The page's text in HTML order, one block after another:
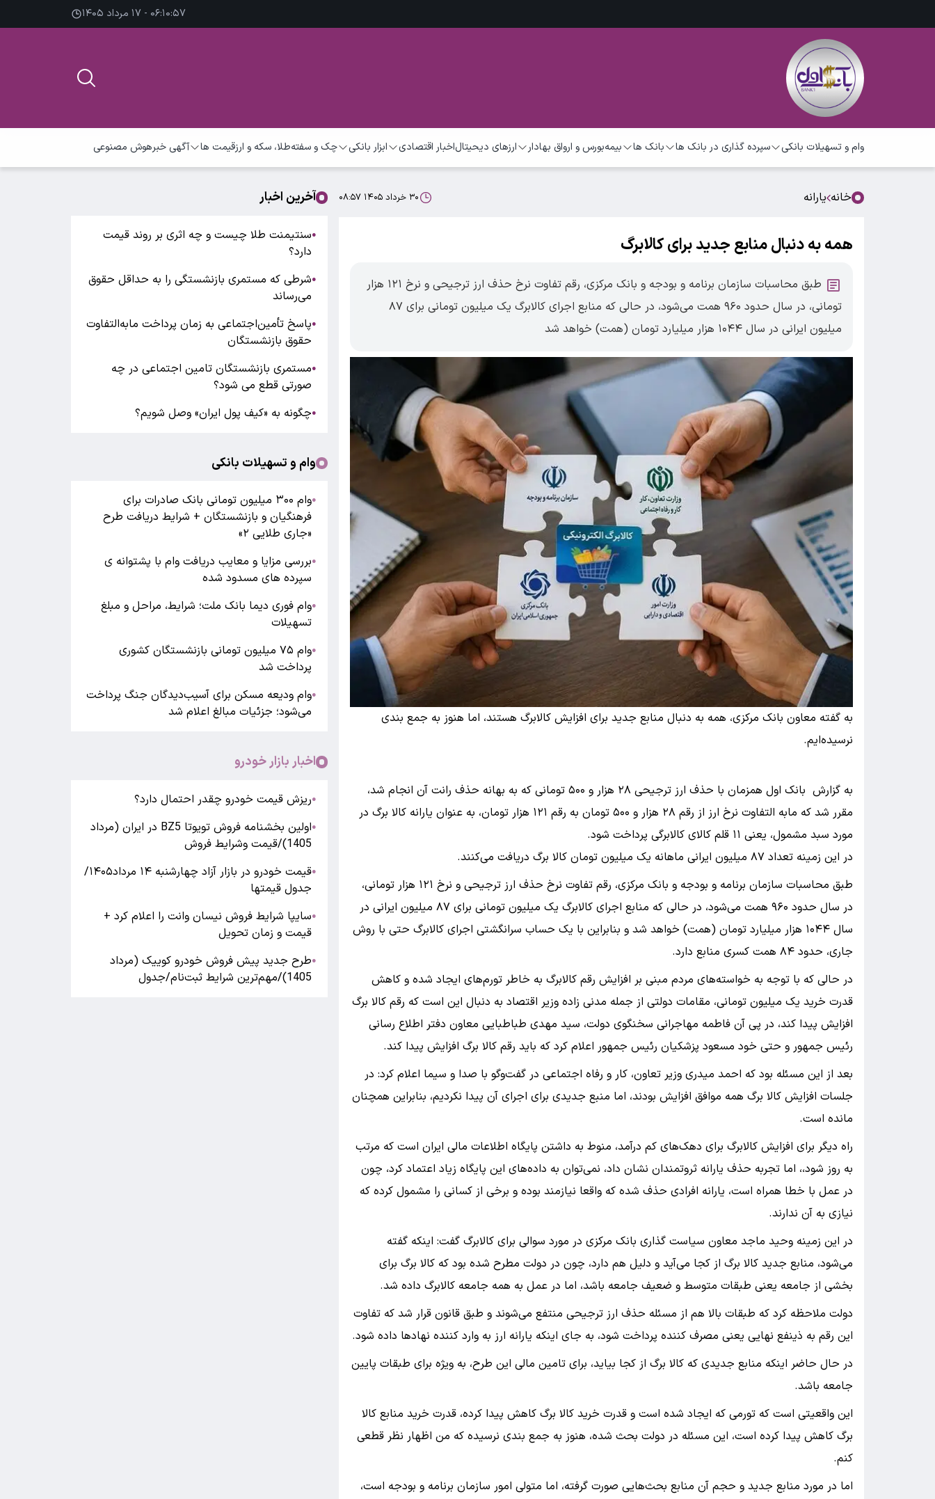
۰۶:۱۰:۵۸ - ۱۷ مرداد ۱۴۰۵
وام و تسهیلات بانکی سپرده گذاری در بانک ها بانک ها بیمهبورس و ارواق بهادار ارزهای دیحیتالاخبار اقتصادی ابزار بانکی چک و سفتهطلا، سکه و ارزقیمت ها آگهی خبرهوش مصنوعی
خانه یارانه ۳۰ خرداد ۱۴۰۵ ۰۸:۵۷
همه به دنبال منابع جدید برای کالابرگ
طبق محاسبات سازمان برنامه و بودجه و بانک مرکزی، رقم تفاوت نرخ حذف ارز ترجیحی و نرخ ۱۲۱ هزار
تومانی، در سال حدود ۹۶۰ همت می‌شود، در حالی که منابع اجرای کالابرگ یک میلیون تومانی برای ۸۷
میلیون ایرانی در سال ۱۰۴۴ هزار میلیارد تومان (همت) خواهد شد
به گفته معاون بانک مرکزی، همه به دنبال منابع جدید برای افزایش کالابرگ هستند، اما هنوز به جمع بندی
نرسیده‌ایم.
به گزارش بانک اول همزمان با حذف ارز ترجیحی ۲۸ هزار و ۵۰۰ تومانی که به بهانه حذف رانت آن انجام شد،
مقرر شد که مابه التفاوت نرخ ارز از رقم ۲۸ هزار و ۵۰۰ تومان به رقم ۱۲۱ هزار تومان، به عنوان یارانه کالا برگ در
مورد سبد مشمول، یعنی ۱۱ قلم کالای کالابرگی پرداخت شود.
در این زمینه تعداد ۸۷ میلیون ایرانی ماهانه یک میلیون تومان کالا برگ دریافت می‌کنند.
طبق محاسبات سازمان برنامه و بودجه و بانک مرکزی، رقم تفاوت نرخ حذف ارز ترجیحی و نرخ ۱۲۱ هزار تومانی،
در سال حدود ۹۶۰ همت می‌شود، در حالی که منابع اجرای کالابرگ یک میلیون تومانی برای ۸۷ میلیون ایرانی در
سال ۱۰۴۴ هزار میلیارد تومان (همت) خواهد شد و بنابراین با یک حساب سرانگشتی اجرای کالابرگ حتی با روش
جاری، حدود ۸۴ همت کسری منابع دارد.
در حالی که با توجه به خواسته‌های مردم مبنی بر افزایش رقم کالابرگ به خاطر تورم‌های ایجاد شده و کاهش
قدرت خرید یک میلیون تومانی، مقامات دولتی از جمله مدنی زاده وزیر اقتصاد به دنبال این است که رقم کالا برگ
افزایش پیدا کند، در پی آن فاطمه مهاجرانی سخنگوی دولت، سید مهدی طباطبایی معاون دفتر اطلاع رسانی
رئیس جمهور و حتی خود مسعود پزشکیان رئیس جمهور اعلام کرد که باید رقم کالا برگ افزایش پیدا کند.
بعد از این مسئله بود که احمد میدری وزیر تعاون، کار و رفاه اجتماعی در گفت‌و‌گو با صدا و سیما اعلام کرد: در
جلسات افزایش کالا برگ همه موافق افزایش بودند، اما منبع جدیدی برای اجرای آن پیدا نکردیم، بنابراین همچنان
مانده است.
راه دیگر برای افزایش کالابرگ برای دهک‌های کم درآمد، منوط به داشتن پایگاه اطلاعات مالی ایران است که مرتب
به روز شود،، اما تجربه حذف یارانه ثروتمندان نشان داد، نمی‌توان به داده‌های این پایگاه زیاد اعتماد کرد، چون
در عمل با خطا همراه است، یارانه افرادی حذف شده که واقعا نیازمند بوده و برخی از کسانی را مشمول کرده که
نیازی به آن ندارند.
در این زمینه وحید ماجد معاون سیاست گذاری بانک مرکزی در مورد سوالی برای کالابرگ گفت: اینکه گفته
می‌شود، منابع جدید کالا برگ از کجا می‌آید و دلیل هم دارد، چون در دولت مطرح شده بود که کالا برگ برای
بخشی از جامعه یعنی طبقات متوسط و ضعیف جامعه باشد، اما در عمل به همه جامعه کالابرگ داده شد.
دولت ملاحظه کرد که طبقات بالا هم از مسئله حذف ارز ترجیحی منتفع می‌شوند و طبق قانون قرار شد که تفاوت
این رقم به ذینفع نهایی یعنی مصرف کننده پرداخت شود، به جای اینکه یارانه ارز به وارد کننده نهاد‌ها داده شود.
در حال حاضر اینکه منابع جدیدی که کالا برگ از کجا بیاید، برای تامین مالی این طرح، به ویژه برای طبقات پایین
جامعه باشد.
این واقعیتی است که تورمی که ایجاد شده است و قدرت خرید کالا برگ کاهش پیدا کرده، قدرت خرید منابع کالا
برگ کاهش پیدا کرده است، این مسئله در دولت بحث شده، هنوز به جمع بندی نرسیده که من اظهار نظر قطعی
کنم.
اما در مورد منابع جدید و حجم آن منابع بحث‌هایی صورت گرفته، اما متولی امور سازمان برنامه و بودجه است،
آخرین اخبار
●سنتیمنت طلا چیست و چه اثری بر روند قیمت
دارد؟
●شرطی که مستمری بازنشستگی را به حداقل حقوق
می‌رساند
●پاسخ تأمین‌اجتماعی به زمان پرداخت مابه‌التفاوت
حقوق بازنشستگان
●مستمری بازنشستگان تامین اجتماعی در چه
صورتی قطع می شود؟
●چگونه به «کیف پول ایران» وصل شویم؟
وام و تسهیلات بانکی
●
وام ۳۰۰ میلیون تومانی بانک صادرات برای
فرهنگیان و بازنشستگان + شرایط دریافت طرح
«جاری طلایی ۲»
●بررسی مزایا و معایب دریافت وام با پشتوانه ی
سپرده های مسدود شده
●وام فوری دیما بانک ملت؛ شرایط، مراحل و مبلغ
تسهیلات
●
وام ۷۵ میلیون تومانی بازنشستگان کشوری
پرداخت شد
●وام ودیعه مسکن برای آسیب‌دیدگان جنگ پرداخت
می‌شود؛ جزئیات مبالغ اعلام شد
اخبار بازار خودرو
●ریزش قیمت خودرو چقدر احتمال دارد؟
●
اولین بخشنامه فروش تویوتا BZ5 در ایران (مرداد
1405)/قیمت وشرایط فروش
●
قیمت خودرو در بازار آزاد چهارشنبه ۱۴ مرداد۱۴۰۵/
جدول قیمتها
●سایپا شرایط فروش نیسان وانت را اعلام کرد +
قیمت و زمان تحویل
●طرح جدید پیش فروش خودرو کوییک (مرداد
1405)/مهم‌ترین شرایط ثبت‌نام/جدول